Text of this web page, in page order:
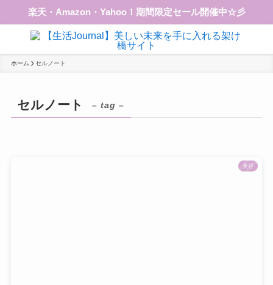
楽天・Amazon・Yahoo！期間限定セール開催中☆彡
ホーム セルノート
セルノート – tag –
美容